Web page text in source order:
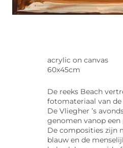
acrylic on canvas
60x45cm
De reeks Beach
fotomateriaal van
De Vliegher ’s
genomen vanop een
De composities zijn
blauw en de